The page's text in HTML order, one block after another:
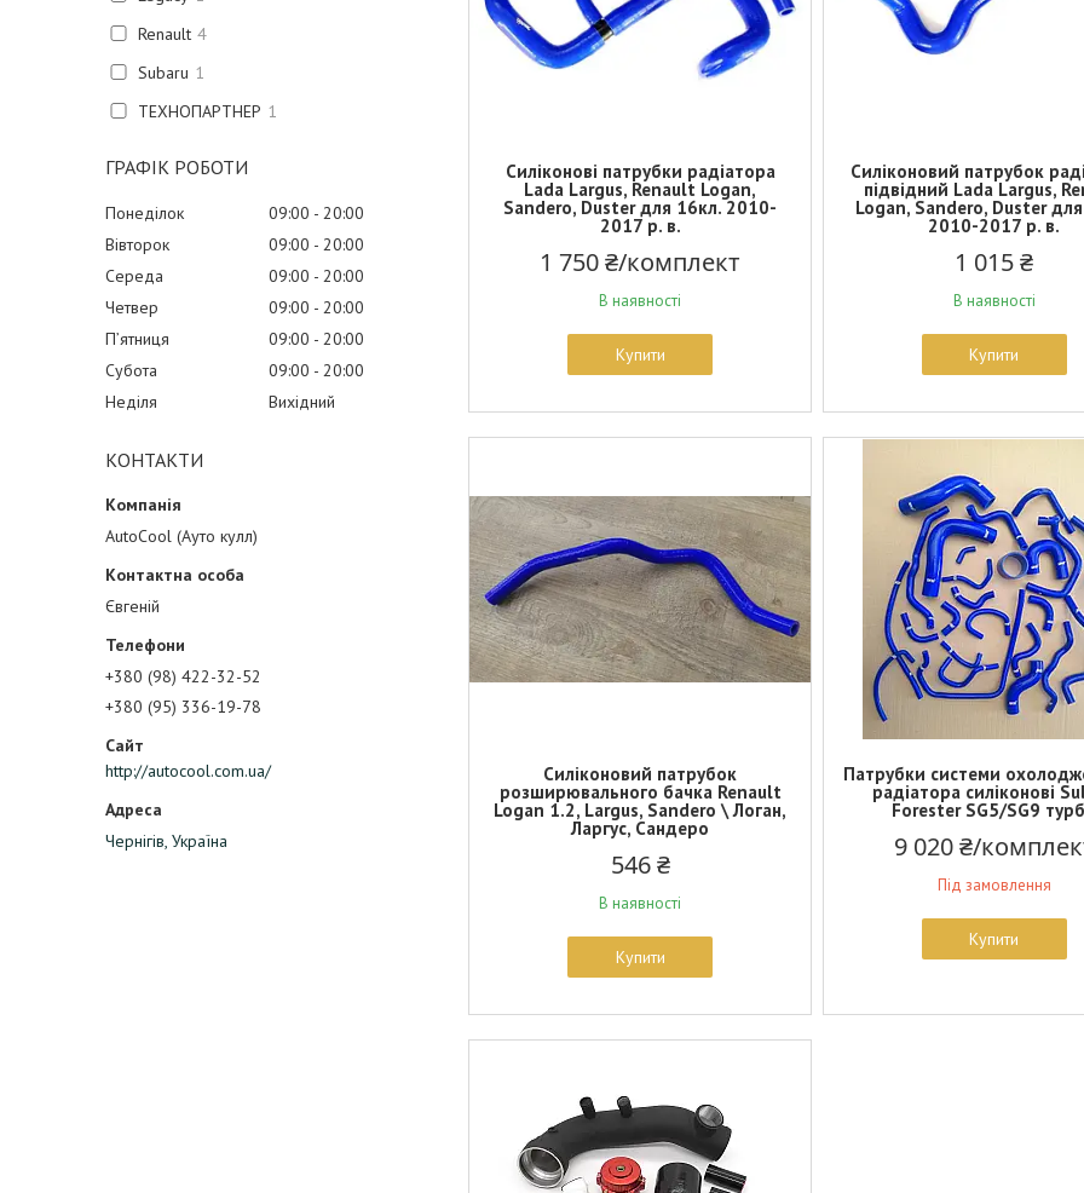
Renault 4
Subaru 1
ТЕХНОПАРТНЕР 1
ГРАФІК РОБОТИ
Понеділок 09:00
20:00
Вівторок
09:00
20:00
Середа
09:00
20:00
Четвер
09:00
20:00
Пʼятниця
09:00
20:00
Субота
09:00
20:00
Неділя
Вихідний
КОНТАКТИ
AutoCool (Ауто кулл)
Євгеній
+380 (98) 422-32-52
+380 (95) 336-19-78
http://autocool.com.ua/
Чернігів, Україна
Силіконові патрубки радіатора
Lada Largus, Renault Logan,
Sandero, Duster для 16кл. 2010-
2017 р. в.
1 750 ₴/комплект
В наявності
Купити
Силіконовий патрубок
підвідний Lada Largus,
Logan, Sandero, Duster
2010-2017 р. в.
1 015 ₴
В наявності
Купити
Силіконовий патрубок
розширювального бачка Renault
Logan 1.2, Largus, Sandero \ Логан,
Ларгус, Сандеро
546 ₴
В наявності
Купити
Патрубки системи
радіатора силіконові
Forester SG5/SG9
9 020 ₴/
Під замовлення
Купити